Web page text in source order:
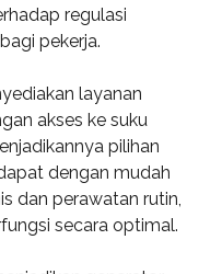
regulasi
pekerja.
layanan
akses ke suku
pilihan
dengan mudah
dan perawatan rutin,
secara optimal.